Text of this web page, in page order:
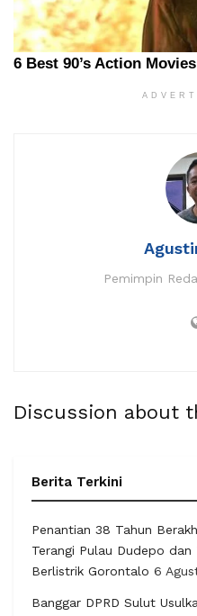
Pemimpin
Discussion about
Berita Terkini
Penantian 38 Tahun
Terangi Pulau Dudepo dan
Berlistrik Gorontalo 6
Banggar DPRD Sulut